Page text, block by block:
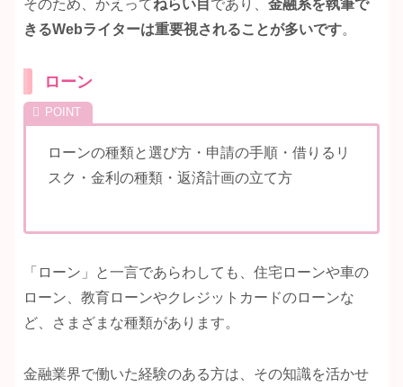
そのため、かえってねらい目 であり、 金融系を執筆で
きるWebライターは重要視されることが多いです。
ローン
ローンの種類と選び方・申請の手順・借りるリ
スク・金利の種類・返済計画の立て方
「ローン」と一言であらわしても、住宅ローンや車の
ローン、教育ローンやクレジットカードのローンな
ど、さまざまな種類があります。
金融業界で働いた経験のある方は、その知識を活かせ